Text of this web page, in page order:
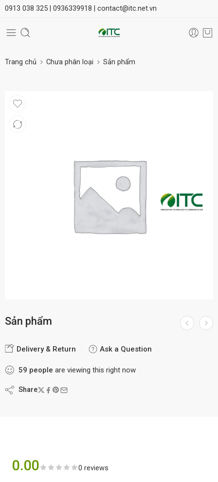
0913 038 325 | 0936339918 | contact@itc.net.vn
Trang chủ Chưa phân loại Sản phẩm
Sản phẩm
Delivery & Return Ask a Question
59 people are viewing this right now
Share
0.00 0 reviews